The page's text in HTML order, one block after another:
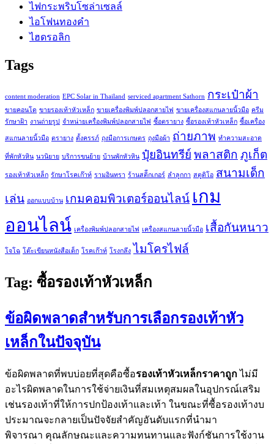
ไฟกระพริบโซล่าเซลล์
ไอโฟนทองคำ
ไฮดรอลิก
Tags
content moderation EPC Solar in Thailand serviced apartment Sathorn กระเป๋าผ้า
ขายคอนโด ขายรองเท้าหัวเหล็ก ขายเครื่องพิมพ์ปลอกสายไฟ ขายเครื่องสแกนลายนิ้วมือ ครีม
รักษาฝ้า งานถ่ายรูป จำหน่ายเครื่องพิมพ์ปลอกสายไฟ ซื้อตรายาง ซื้อรองเท้าหัวเหล็ก ซื้อเครื่อง
สแกนลายนิ้วมือ ตรายาง ตั้งครรภ์ ถุงมือการเกษตร ถุงมือผ้า ถ่ายภาพ ทำความสะอาด
ที่พักหัวหิน นวนิยาย บริการขนย้าย บ้านพักหัวหิน ปุ๋ยอินทรีย์ พลาสติก ภูเก็ต
รองเท้าหัวเหล็ก รักษาโรคเก๊าท์ รามอินทรา ร้านสติีกเกอร์ ลำลูกกา สตูดิโอ สนามเด็ก
เล่น ออกแบบบ้าน เกมคอมพิวเตอร์ออนไลน์ เกม
ออนไลน์ เครื่องพิมพ์ปลอกสายไฟ เครื่องสแกนลายนิ้วมือ เสื้อกันหนาว
โจโฉ โต๊ะเขียนหนังสือเด็ก โรคเก๊าท์ โรงกลึง ไมโครไฟล์
Tag: ซื้อรองเท้าหัวเหล็ก
ข้อผิดพลาดสำหรับการเลือกรองเท้าหัว
เหล็กในปัจจุบัน
ข้อผิดพลาดที่พบบ่อยที่สุดคือซื้อรองเท้าหัวเหล็กราคาถูกไม่มี
อะไรผิดพลาดในการใช้จ่ายเงินที่สมเหตุสมผลในอุปกรณ์เสริม
เช่นรองเท้าที่ให้การปกป้องเท้าและเท้า ในขณะที่ซื้อรองเท้างบ
ประมาณจะกลายเป็นปัจจัยสำคัญอันดับแรกที่นำมา
พิจารณา คุณลักษณะและความทนทานและฟังก์ชันการใช้งาน